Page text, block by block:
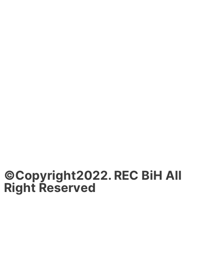
©Copyright2022. REC BiH All
Right Reserved
Design & Development By